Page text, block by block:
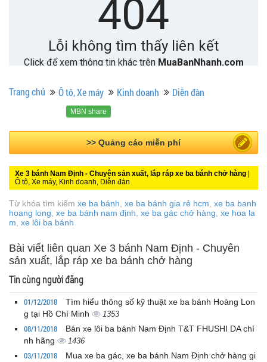
Trang chủ Ô tô, Xe máy Kinh doanh Diễn đàn
MBN share
>> Quảng cáo miễn phí
Xe 3 bánh Nam Định - Chuyên sản xuất, lắp ráp xe ba bánh chở hàng
Ô tô, Xe máy, Kinh doanh, Diễn đàn
Từ khóa tìm kiếm xe ba bánh, xe ba bánh gia rẻ hcm, xe ba banh
hoang long, xe ba bánh nam định, xe ba gác chở hàng, xe hoa la
m, xe lôi ba bánh
Bài viết liên quan Xe 3 bánh Nam Định - Chuyên
sản xuất, lắp ráp xe ba bánh chở hàng
Tin cùng người đăng
01/12/2018
Tìm hiểu thông số kỹ thuật xe ba bánh Hoàng Lon
g tại Hồ Chí Minh
1353
08/11/2018
Bán xe lôi ba bánh Nam Định T&T FHUSHI DA chí
nh hãng
1436
03/11/2018
Mua xe ba gác, xe ba bánh Nam Định chở hàng gi